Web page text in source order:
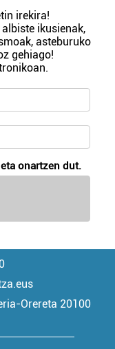
irekira!
ikusienak,
asteburuko
gehiago!
onartzen dut.
Orereta 20100